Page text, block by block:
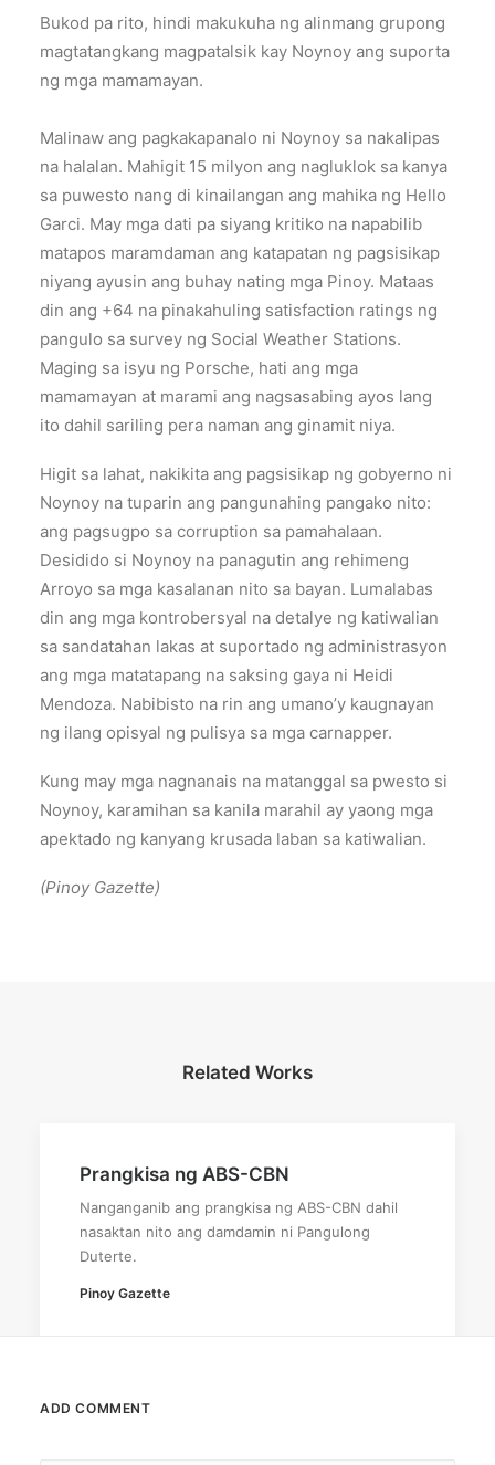
Bukod pa rito, hindi makukuha ng alinmang grupong
magtatangkang magpatalsik kay Noynoy ang suporta
ng mga mamamayan.
Malinaw ang pagkakapanalo ni Noynoy sa nakalipas
na halalan. Mahigit 15 milyon ang nagluklok sa kanya
sa puwesto nang di kinailangan ang mahika ng Hello
Garci. May mga dati pa siyang kritiko na napabilib
matapos maramdaman ang katapatan ng pagsisikap
niyang ayusin ang buhay nating mga Pinoy. Mataas
din ang +64 na pinakahuling satisfaction ratings ng
pangulo sa survey ng Social Weather Stations.
Maging sa isyu ng Porsche, hati ang mga
mamamayan at marami ang nagsasabing ayos lang
ito dahil sariling pera naman ang ginamit niya.
Higit sa lahat, nakikita ang pagsisikap ng gobyerno ni
Noynoy na tuparin ang pangunahing pangako nito:
ang pagsugpo sa corruption sa pamahalaan.
Desidido si Noynoy na panagutin ang rehimeng
Arroyo sa mga kasalanan nito sa bayan. Lumalabas
din ang mga kontrobersyal na detalye ng katiwalian
sa sandatahan lakas at suportado ng administrasyon
ang mga matatapang na saksing gaya ni Heidi
Mendoza. Nabibisto na rin ang umano’y kaugnayan
ng ilang opisyal ng pulisya sa mga carnapper.
Kung may mga nagnanais na matanggal sa pwesto si
Noynoy, karamihan sa kanila marahil ay yaong mga
apektado ng kanyang krusada laban sa katiwalian.
(Pinoy Gazette)
Related Works
Prangkisa ng ABS-CBN
Nanganganib ang prangkisa ng ABS-CBN dahil
nasaktan nito ang damdamin ni Pangulong
Duterte.
Pinoy Gazette
ADD COMMENT